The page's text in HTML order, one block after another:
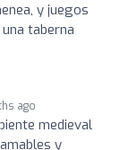
y juegos
taberna
ago
medieval
y